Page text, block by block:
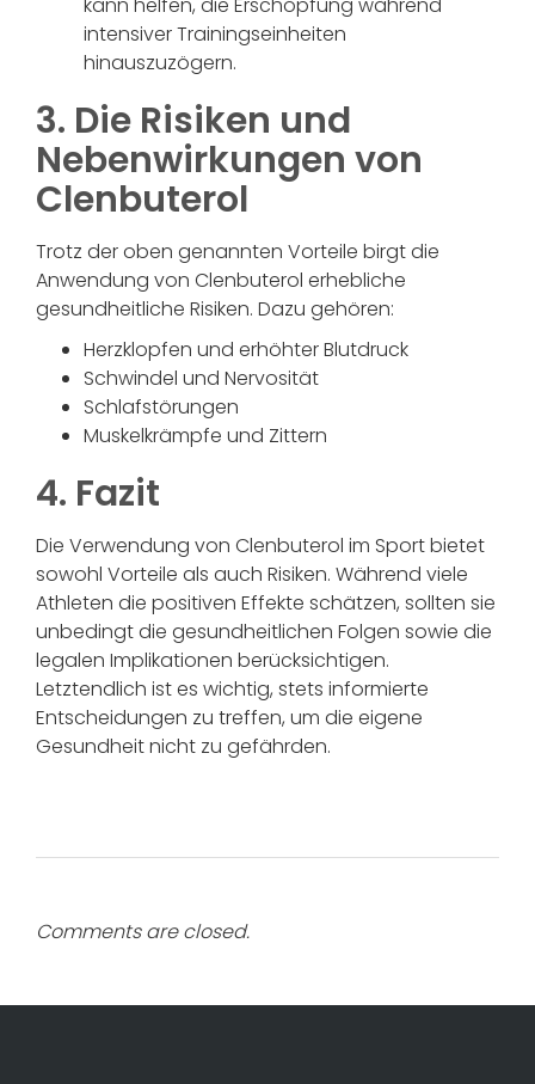
intensiver Trainingseinheiten
hinauszuzögern.
3. Die Risiken und
Nebenwirkungen von
Clenbuterol
Trotz der oben genannten Vorteile birgt die
Anwendung von Clenbuterol erhebliche
gesundheitliche Risiken. Dazu gehören:
Herzklopfen und erhöhter Blutdruck
Schwindel und Nervosität
Schlafstörungen
Muskelkrämpfe und Zittern
4. Fazit
Die Verwendung von Clenbuterol im Sport bietet
sowohl Vorteile als auch Risiken. Während viele
Athleten die positiven Effekte schätzen, sollten sie
unbedingt die gesundheitlichen Folgen sowie die
legalen Implikationen berücksichtigen.
Letztendlich ist es wichtig, stets informierte
Entscheidungen zu treffen, um die eigene
Gesundheit nicht zu gefährden.
Comments are closed.